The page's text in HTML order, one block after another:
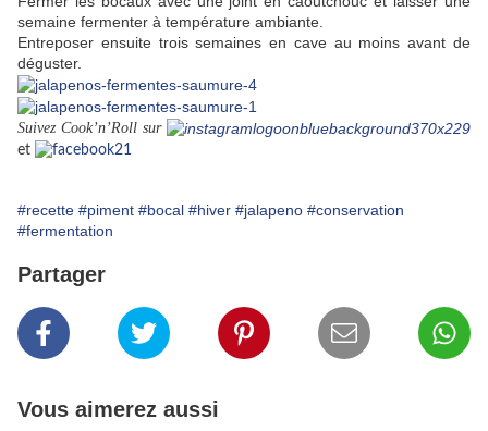
semaine fermenter à température ambiante.
Entreposer ensuite trois semaines en cave au moins avant de
déguster.
Suivez Cook’n’Roll sur
et
#recette #piment #bocal #hiver #jalapeno #conservation
#fermentation
Partager
Vous aimerez aussi